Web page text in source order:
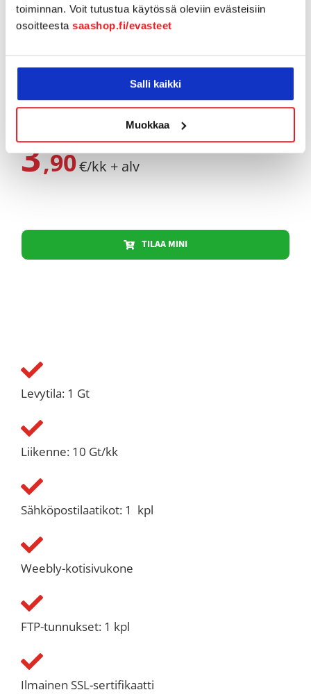
toiminnan. Voit tutustua käytössä oleviin evästeisiin
osoitteesta saashop.fi/evasteet
Salli kaikki
Muokkaa
sisältyvän yhden sähköpostilaatikon lisäksi voit
määritellä palveluun rajattoman määrän
uudelleenohjattavia sähköpostiosoitteita. Voit siis
verkkotunnuksella esimerkiksi ilmaiseen Gmail-
tai Outlook.com -tiliin.
3,90€/kk + alv
TILAA MINI
Levytila: 1 Gt
Liikenne: 10 Gt/kk
Sähköpostilaatikot: 1 kpl
Weebly-kotisivukone
FTP-tunnukset: 1 kpl
Ilmainen SSL-sertifikaatti